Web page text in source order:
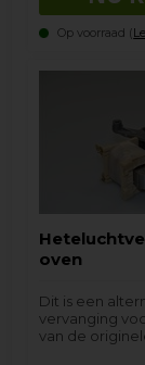
Op voorraad (
oven
Dit is een
vervanging
van de